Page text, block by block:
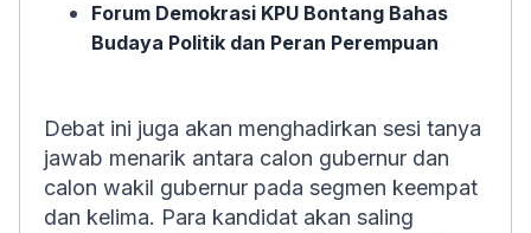
Forum Demokrasi KPU Bontang Bahas
Budaya Politik dan Peran Perempuan
Debat ini juga akan menghadirkan sesi tanya
jawab menarik antara calon gubernur dan
calon wakil gubernur pada segmen keempat
dan kelima. Para kandidat akan saling